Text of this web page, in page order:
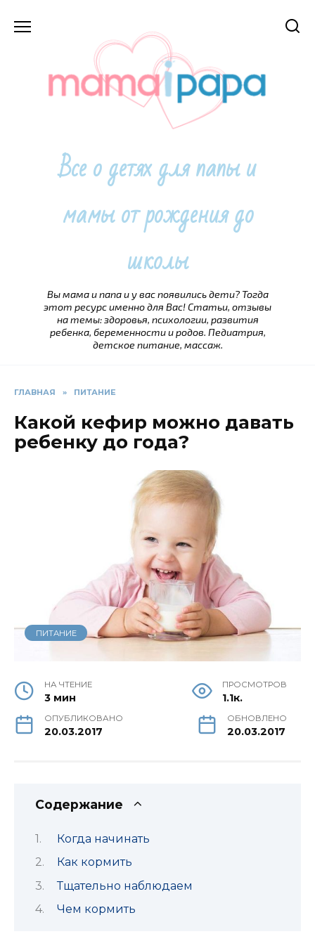
Все о детях для папы и
мамы от рождения до
школы
Вы мама и папа и у вас появились дети? Тогда
этот ресурс именно для Вас! Статьи, отзывы
на темы: здоровья, психологии, развития
ребенка, беременности и родов. Педиатрия,
детское питание, массаж.
ГЛАВНАЯ » ПИТАНИЕ
Какой кефир можно давать
ребенку до года?
ПИТАНИЕ
НА ЧТЕНИЕ
3 мин
ПРОСМОТРОВ
1.1к.
ОПУБЛИКОВАНО
20.03.2017
ОБНОВЛЕНО
20.03.2017
Содержание
Когда начинать
Как кормить
Тщательно наблюдаем
Чем кормить